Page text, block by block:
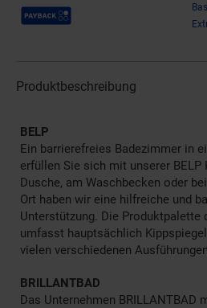
Payback Punkte
Produktbeschreibung
BELP
Ein barrierefreies Badezimmer in
erfüllen Sie sich mit unserer BELP
Dusche, am Waschbecken oder
Ort haben wir eine hilfreiche und
Unterstützung. Die Produktpalette
umfasst hauptsächlich
vielen verschiedenen
BRILLANTBAD
Das Unternehmen BRILLANTBAD